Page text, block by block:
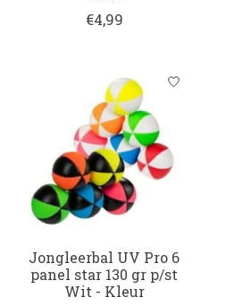
€4,99
Jongleerbal UV Pro 6
panel star 130 gr p/st
Wit - Kleur